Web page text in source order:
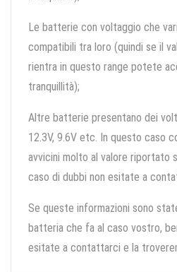
Le batterie con voltaggio che
compatibili tra loro (quindi se il
rientra in questo range potete
tranquillità);
Altre batterie presentano dei
12.3V, 9.6V etc. In questo caso
avvicini molto al valore riportato
caso di dubbi non esitate a
Se queste informazioni sono
batteria che fa al caso vostro,
esitate a contattarci e la